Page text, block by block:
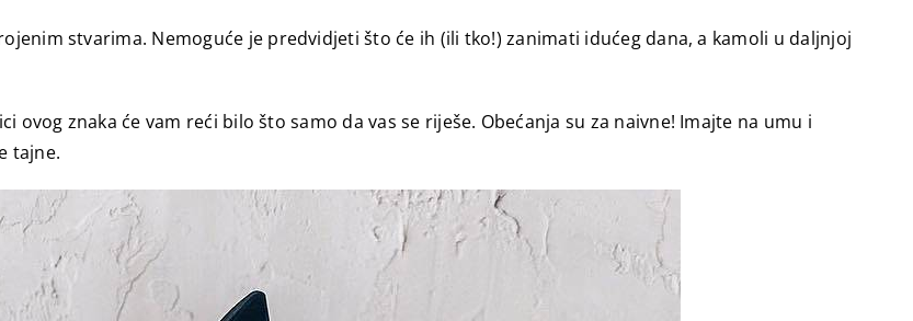
stvarima. Nemoguće je predvidjeti što će ih (ili tko!) zanimati idućeg dana, a kamoli u daljnjoj
znaka će vam reći bilo što samo da vas se riješe. Obećanja su za naivne! Imajte na umu i
tajne.